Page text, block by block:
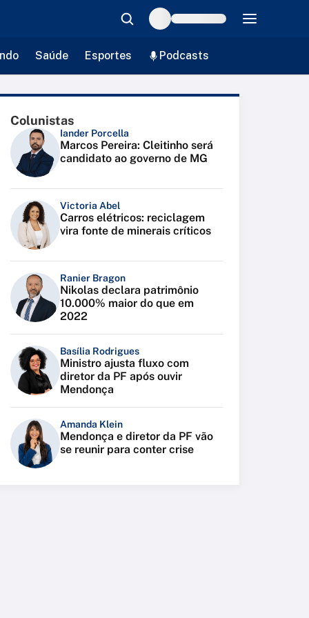
Saúde Esportes Podcasts
Colunistas
Iander Porcella
Marcos Pereira: Cleitinho será
candidato ao governo de MG
Victoria Abel
Carros elétricos: reciclagem
vira fonte de minerais críticos
Ranier Bragon
Nikolas declara patrimônio
10.000% maior do que em
2022
Basília Rodrigues
Ministro ajusta fluxo com
diretor da PF após ouvir
Mendonça
Amanda Klein
Mendonça e diretor da PF vão
se reunir para conter crise